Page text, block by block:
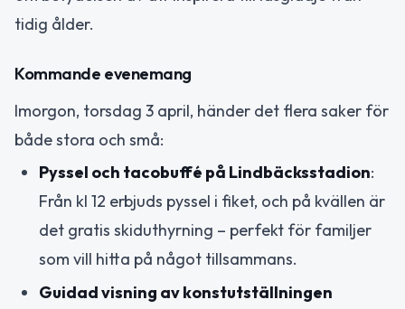
tidig ålder.
Kommande evenemang
Imorgon, torsdag 3 april, händer det flera saker för
både stora och små:
Pyssel och tacobuffé på Lindbäcksstadion:
Från kl 12 erbjuds pyssel i fiket, och på kvällen är
det gratis skiduthyrning – perfekt för familjer
som vill hitta på något tillsammans.
Guidad visning av konstutställningen